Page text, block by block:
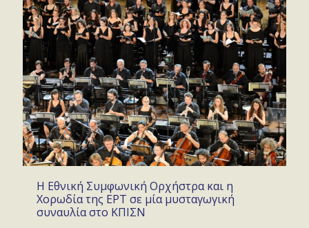
Η Εθνική Συμφωνική Ορχήστρα και η
Χορωδία της ΕΡΤ σε μία μυσταγωγική
συναυλία στο ΚΠΙΣΝ